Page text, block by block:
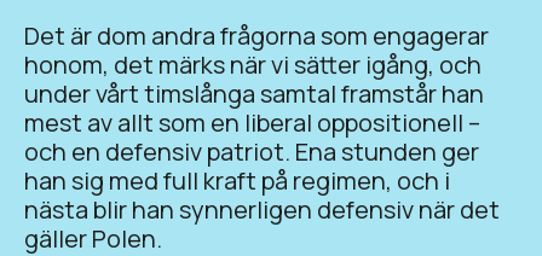
Det är dom andra frågorna som engagerar
honom, det märks när vi sätter igång, och
under vårt timslånga samtal framstår han
mest av allt som en liberal oppositionell –
och en defensiv patriot. Ena stunden ger
han sig med full kraft på regimen, och i
nästa blir han synnerligen defensiv när det
gäller Polen.